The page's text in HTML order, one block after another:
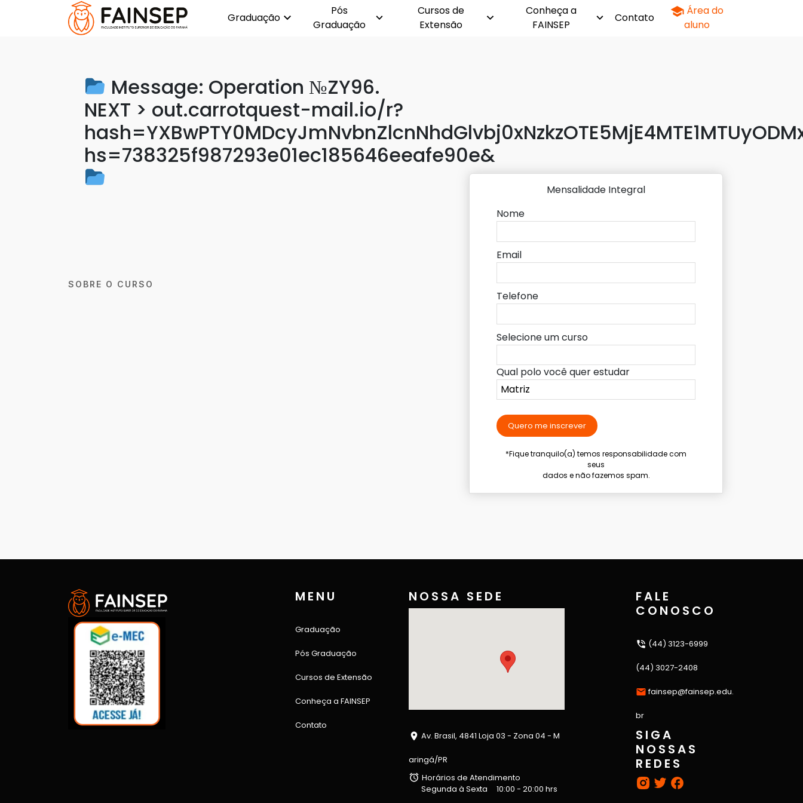
Graduação
Pós
Graduação
Cursos de
Extensão
Conheça a
FAINSEP
Contato
Área do
aluno
Message: Operation №ZY96.
NEXT > out.carrotquest-mail.io/r?
hs=738325f987293e01ec185646eeafe90e&
SOBRE O CURSO
Mensalidade Integral
Nome
Email
Telefone
Selecione um curso
Qual polo você quer estudar
Quero me inscrever
*Fique tranquilo(a) temos responsabilidade com
seus
dados e não fazemos spam.
MENU
Graduação
Pós Graduação
Cursos de Extensão
Conheça a FAINSEP
Contato
NOSSA SEDE
Av. Brasil, 4841 Loja 03 - Zona 04 - M
aringá/PR
Horários de Atendimento
Segunda à Sexta
10:00 - 20:00 hrs
FALE
CONOSCO
(44) 3123-6999
(44) 3027-2408
fainsep@fainsep.edu.
br
SIGA
NOSSAS
REDES